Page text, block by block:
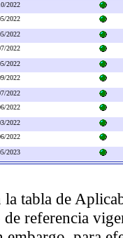
2022
2022
2022
2022
2022
2022
2022
2022
2022
2022
2023
tabla de
referencia